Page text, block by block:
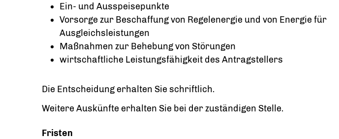
Ein- und Ausspeisepunkte
Vorsorge zur Beschaffung von Regelenergie und von Energie für
Ausgleichsleistungen
Maßnahmen zur Behebung von Störungen
wirtschaftliche Leistungsfähigkeit des Antragstellers
Die Entscheidung erhalten Sie schriftlich.
Weitere Auskünfte erhalten Sie bei der zuständigen Stelle.
Fristen